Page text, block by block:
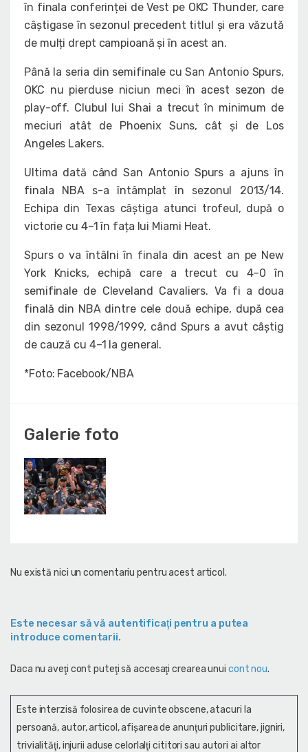
în finala conferinței de Vest pe OKC Thunder, care
câștigase în sezonul precedent titlul și era văzută
de mulți drept campioană și în acest an.
Până la seria din semifinale cu San Antonio Spurs,
OKC nu pierduse niciun meci în acest sezon de
play-off. Clubul lui Shai a trecut în minimum de
meciuri atât de Phoenix Suns, cât și de Los
Angeles Lakers.
Ultima dată când San Antonio Spurs a ajuns în
finala NBA s-a întâmplat în sezonul 2013/14.
Echipa din Texas câștiga atunci trofeul, după o
victorie cu 4–1 în fața lui Miami Heat.
Spurs o va întâlni în finala din acest an pe New
York Knicks, echipă care a trecut cu 4–0 în
semifinale de Cleveland Cavaliers. Va fi a doua
finală din NBA dintre cele două echipe, după cea
din sezonul 1998/1999, când Spurs a avut câștig
de cauză cu 4–1 la general.
*Foto: Facebook/NBA
Galerie foto
Nu există nici un comentariu pentru acest articol.
Este necesar să vă autentificaţi pentru a putea
introduce comentarii.
Daca nu aveţi cont puteţi să accesaţi crearea unui cont nou.
Este interzisă folosirea de cuvinte obscene, atacuri la
persoană, autor, articol, afişarea de anunţuri publicitare, jigniri,
trivialităţi, injurii aduse celorlalţi cititori sau autori ai altor